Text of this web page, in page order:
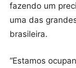
fazendo um
uma das
brasileira.
“Estamos